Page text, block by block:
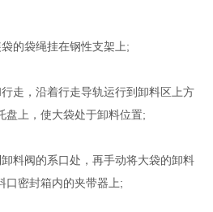
的袋绳挂在钢性支架上;
走，沿着行走导轨运行到卸料区上方
盘上，使大袋处于卸料位置;
料阀的系口处，再手动将大袋的卸料
口密封箱内的夹带器上;